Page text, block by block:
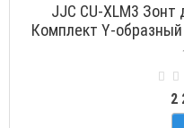
JJC CU-XLM3
Комплект Y-
2